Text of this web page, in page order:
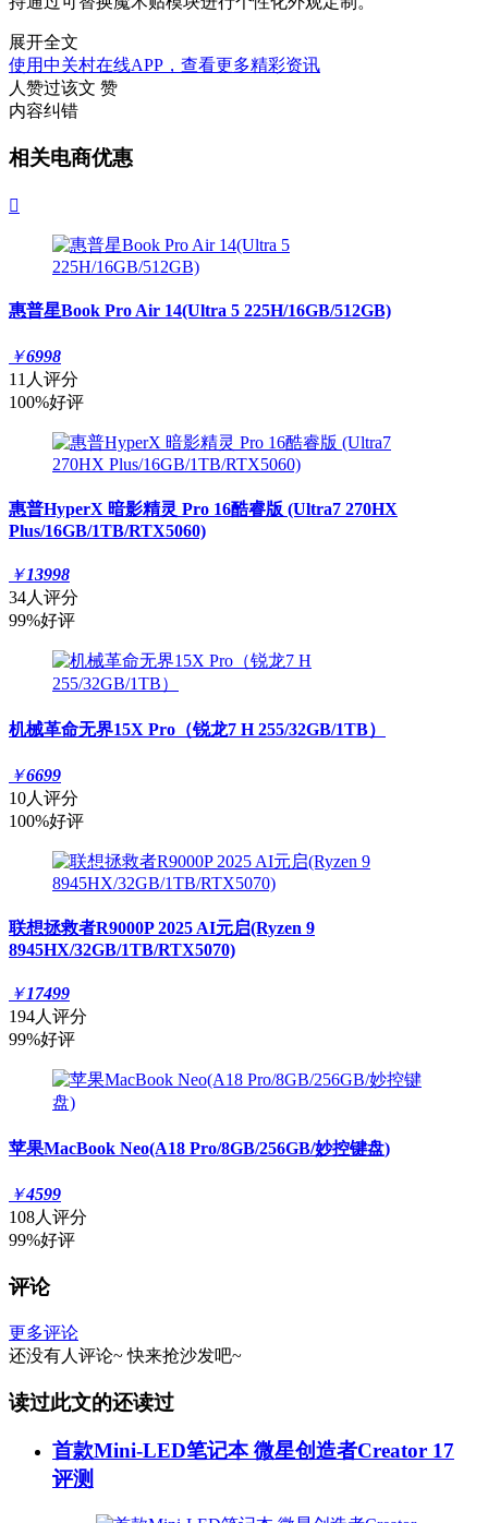
展开全文
使用中关村在线APP，查看更多精彩资讯
人赞过该文 赞
内容纠错
相关电商优惠

惠普星Book Pro Air 14(Ultra 5 225H/16GB/512GB)
￥6998
11人评分
100%好评
惠普HyperX 暗影精灵 Pro 16酷睿版 (Ultra7 270HX
Plus/16GB/1TB/RTX5060)
￥13998
34人评分
99%好评
机械革命无界15X Pro（锐龙7 H 255/32GB/1TB）
￥6699
10人评分
100%好评
联想拯救者R9000P 2025 AI元启(Ryzen 9
8945HX/32GB/1TB/RTX5070)
￥17499
194人评分
99%好评
苹果MacBook Neo(A18 Pro/8GB/256GB/妙控键盘)
￥4599
108人评分
99%好评
评论
更多评论
还没有人评论~ 快来抢沙发吧~
读过此文的还读过
首款Mini-LED笔记本 微星创造者Creator 17
评测